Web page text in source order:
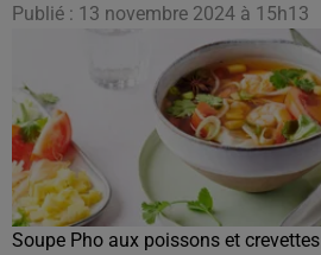
Publié : 13 novembre 2024 à 15h13
Soupe Pho aux poissons et crevettes